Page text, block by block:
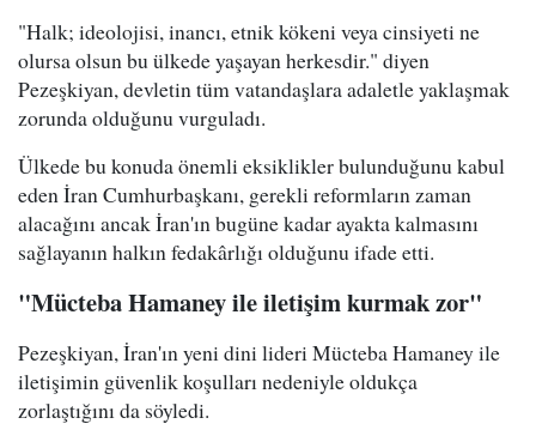
"Halk; ideolojisi, inancı, etnik kökeni veya cinsiyeti ne
olursa olsun bu ülkede yaşayan herkesdir." diyen
Pezeşkiyan, devletin tüm vatandaşlara adaletle yaklaşmak
zorunda olduğunu vurguladı.
Ülkede bu konuda önemli eksiklikler bulunduğunu kabul
eden İran Cumhurbaşkanı, gerekli reformların zaman
alacağını ancak İran'ın bugüne kadar ayakta kalmasını
sağlayanın halkın fedakârlığı olduğunu ifade etti.
"Mücteba Hamaney ile iletişim kurmak zor"
Pezeşkiyan, İran'ın yeni dini lideri Mücteba Hamaney ile
iletişimin güvenlik koşulları nedeniyle oldukça
zorlaştığını da söyledi.